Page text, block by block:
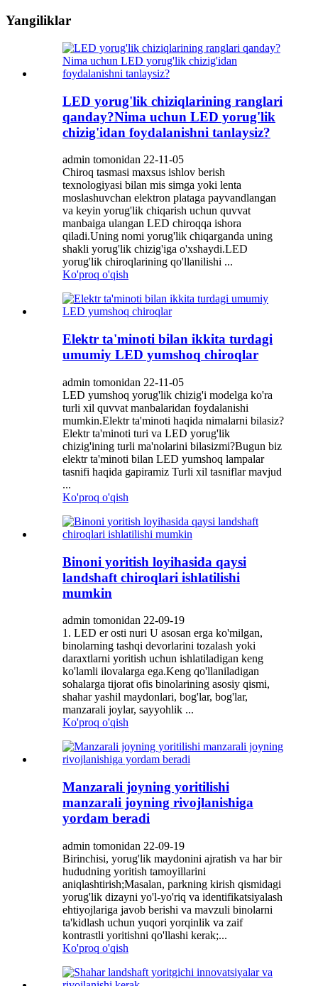
Yangiliklar
LED yorug'lik chiziqlarining ranglari
qanday?Nima uchun LED yorug'lik
chizig'idan foydalanishni tanlaysiz?
admin tomonidan 22-11-05
Chiroq tasmasi maxsus ishlov berish
texnologiyasi bilan mis simga yoki lenta
moslashuvchan elektron plataga payvandlangan
va keyin yorug'lik chiqarish uchun quvvat
manbaiga ulangan LED chiroqqa ishora
qiladi.Uning nomi yorug'lik chiqarganda uning
shakli yorug'lik chizig'iga o'xshaydi.LED
yorug'lik chiroqlarining qo'llanilishi ...
Ko'proq o'qish
Elektr ta'minoti bilan ikkita turdagi
umumiy LED yumshoq chiroqlar
admin tomonidan 22-11-05
LED yumshoq yorug'lik chizig'i modelga ko'ra
turli xil quvvat manbalaridan foydalanishi
mumkin.Elektr ta'minoti haqida nimalarni bilasiz?
Elektr ta'minoti turi va LED yorug'lik
chizig'ining turli ma'nolarini bilasizmi?Bugun biz
elektr ta'minoti bilan LED yumshoq lampalar
tasnifi haqida gapiramiz Turli xil tasniflar mavjud
...
Ko'proq o'qish
Binoni yoritish loyihasida qaysi
landshaft chiroqlari ishlatilishi
mumkin
admin tomonidan 22-09-19
1. LED er osti nuri U asosan erga ko'milgan,
binolarning tashqi devorlarini tozalash yoki
daraxtlarni yoritish uchun ishlatiladigan keng
ko'lamli ilovalarga ega.Keng qo'llaniladigan
sohalarga tijorat ofis binolarining asosiy qismi,
shahar yashil maydonlari, bog'lar, bog'lar,
manzarali joylar, sayyohlik ...
Ko'proq o'qish
Manzarali joyning yoritilishi
manzarali joyning rivojlanishiga
yordam beradi
admin tomonidan 22-09-19
Birinchisi, yorug'lik maydonini ajratish va har bir
hududning yoritish tamoyillarini
aniqlashtirish;Masalan, parkning kirish qismidagi
yorug'lik dizayni yo'l-yo'riq va identifikatsiyalash
ehtiyojlariga javob berishi va mavzuli binolarni
ta'kidlash uchun yuqori yorqinlik va zaif
kontrastli yoritishni qo'llashi kerak;...
Ko'proq o'qish